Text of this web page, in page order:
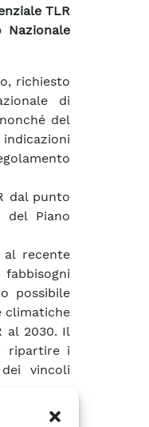
TLR
richiesto
di
del
dal punto
del Piano
recente
possibile
climatiche
al 2030. Il
ripartire i
vincoli
di